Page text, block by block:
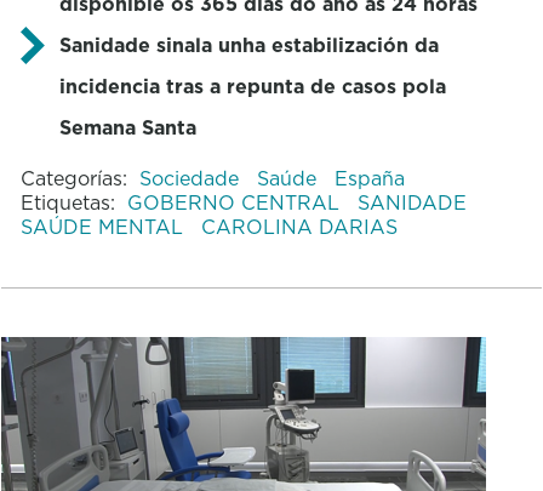
Sanidade sinala unha estabilización da
incidencia tras a repunta de casos pola
Semana Santa
Categorías: Sociedade Saúde
España
Etiquetas: GOBERNO CENTRAL
SANIDADE
SAÚDE MENTAL
CAROLINA DARIAS